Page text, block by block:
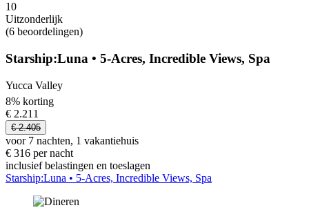
10
Uitzonderlijk
(6 beoordelingen)
Starship:Luna • 5-Acres, Incredible Views, Spa
Yucca Valley
8% korting
€ 2.211
€ 2.405
voor 7 nachten, 1 vakantiehuis
€ 316 per nacht
inclusief belastingen en toeslagen
Starship:Luna • 5-Acres, Incredible Views, Spa